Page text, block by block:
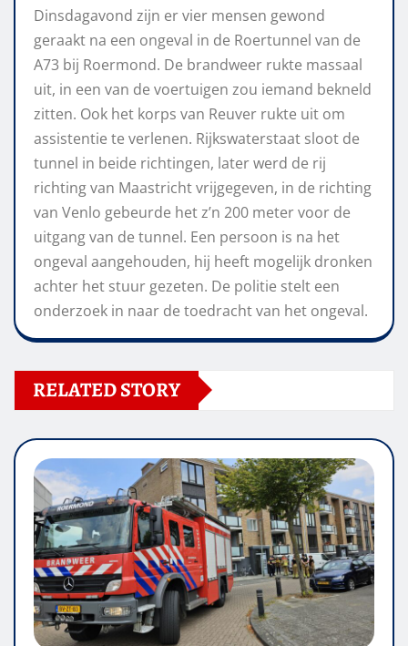
Dinsdagavond zijn er vier mensen gewond
geraakt na een ongeval in de Roertunnel van de
A73 bij Roermond. De brandweer rukte massaal
uit, in een van de voertuigen zou iemand bekneld
zitten. Ook het korps van Reuver rukte uit om
assistentie te verlenen. Rijkswaterstaat sloot de
tunnel in beide richtingen, later werd de rij
richting van Maastricht vrijgegeven, in de richting
van Venlo gebeurde het z’n 200 meter voor de
uitgang van de tunnel. Een persoon is na het
ongeval aangehouden, hij heeft mogelijk dronken
achter het stuur gezeten. De politie stelt een
onderzoek in naar de toedracht van het ongeval.
RELATED STORY